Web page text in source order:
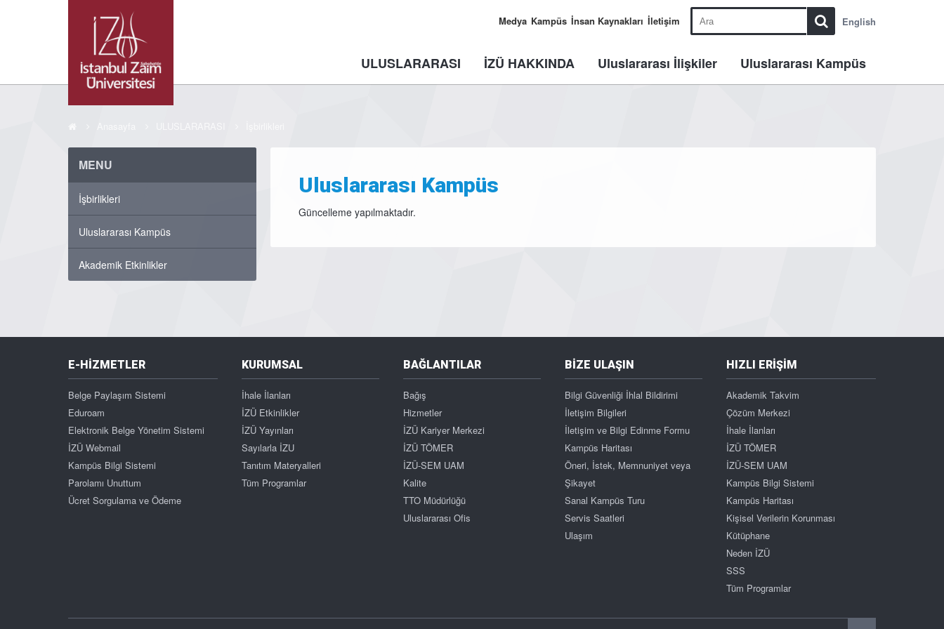
English
Medya Kampüs İnsan Kaynakları İletişim
ULUSLARARASI İZÜ HAKKINDA Uluslararası İlişkiler Uluslararası Kampüs
MENU
İşbirlikleri
Uluslararası Kampüs
Akademik Etkinlikler
Uluslararası Kampüs
Güncelleme yapılmaktadır.
E-HİZMETLER
Belge Paylaşım Sistemi
Eduroam
Elektronik Belge Yönetim Sistemi
İZÜ Webmail
Kampüs Bilgi Sistemi
Parolamı Unuttum
Ücret Sorgulama ve Ödeme
KURUMSAL
İhale İlanları
İZÜ Etkinlikler
İZÜ Yayınları
Sayılarla İZU
Tanıtım Materyalleri
Tüm Programlar
BAĞLANTILAR
Bağış
Hizmetler
İZÜ Kariyer Merkezi
İZÜ TÖMER
İZÜ-SEM UAM
Kalite
TTO Müdürlüğü
Uluslararası Ofis
BİZE ULAŞIN
Bilgi Güvenliği İhlal Bildirimi
İletişim Bilgileri
İletişim ve Bilgi Edinme Formu
Kampüs Haritası
Öneri, İstek, Memnuniyet veya
Şikayet
Sanal Kampüs Turu
Servis Saatleri
Ulaşım
HIZLI ERİŞİM
Akademik Takvim
Çözüm Merkezi
İhale İlanları
İZÜ TÖMER
İZÜ-SEM UAM
Kampüs Bilgi Sistemi
Kampüs Haritası
Kişisel Verilerin Korunması
Kütüphane
Neden İZÜ
SSS
Tüm Programlar